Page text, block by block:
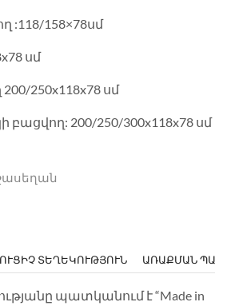
:118/158×78սմ
սմ
250x118x78 սմ
200/250/300x118x78 սմ
ՏԵՂԵԿՈՒԹՅՈՒՆ ԱՌԱՔՄԱՆ
պատկանում է “Made in